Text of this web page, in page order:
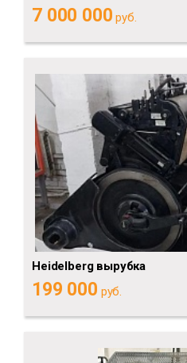
7 000 000 руб.
Heidelberg вырубка
199 000 руб.